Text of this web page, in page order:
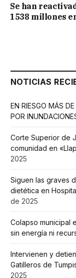
Se han
1538 millones
NOTICIAS
EN RIESGO MÁS
POR
Corte Superior de
comunidad en
2025
Siguen las graves
dietética en
de 2025
Colapso municipal
sin energía ni
Intervienen y
Gatilleros de
2025